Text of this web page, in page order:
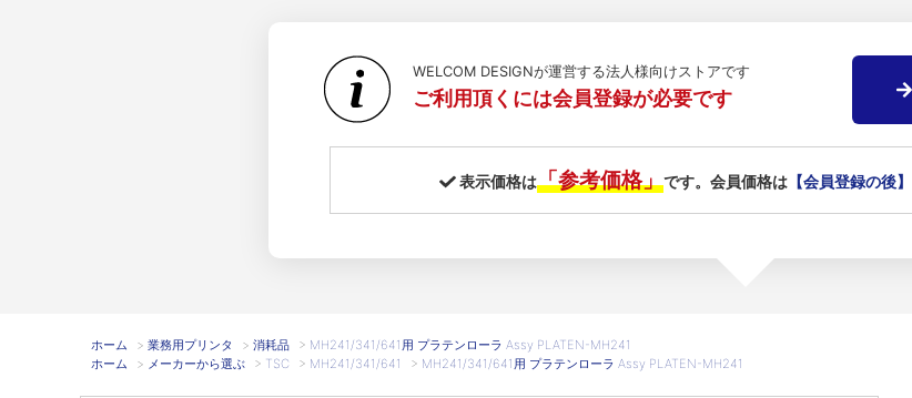
WELCOM DESIGNが運営する法人様向けストアです
ご利用頂くには会員登録が必要です
表示価格は「参考価格」です。会員価格は【会員登録の後】
ホーム > 業務用プリンタ > 消耗品 > MH241/341/641用 プラテンローラ Assy PLATEN-MH241
ホーム
> メーカーから選ぶ > TSC > MH241/341/641 > MH241/341/641用 プラテンローラ Assy PLATEN-MH241